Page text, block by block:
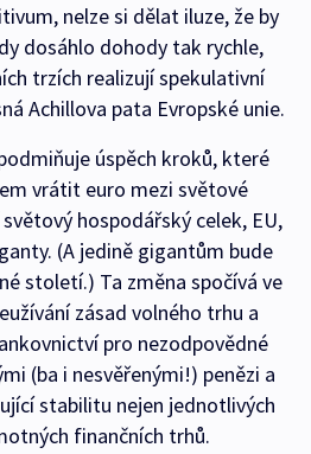
nelze si dělat iluze, že by
dosáhlo dohody tak rychle,
trzích realizují spekulativní
Achillova pata Evropské unie.
úspěch kroků, které
vrátit euro mezi světové
hospodářský celek, EU,
(A jedině gigantům bude
století.) Ta změna spočívá ve
zásad volného trhu a
pro nezodpovědné
(ba i nesvěřenými!) penězi a
stabilitu nejen jednotlivých
finančních trhů.